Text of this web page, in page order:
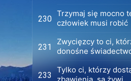
230
Trzymaj się mocno
człowiek musi robić
231
Zwycięzcy to ci,
donośne
233
Tylko ci, którzy